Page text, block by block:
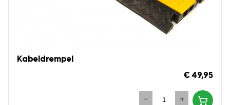
Kabeldrempel
€ 49,95
− +